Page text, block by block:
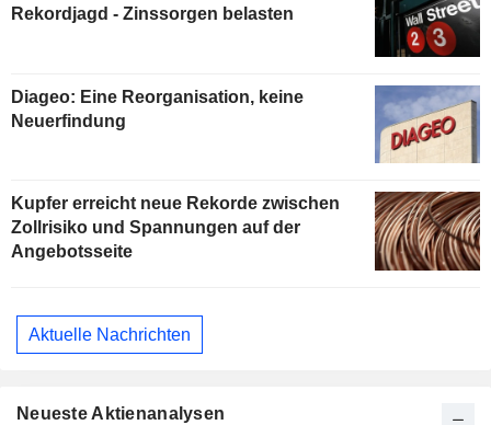
Rekordjagd - Zinssorgen belasten
Diageo: Eine Reorganisation, keine
Neuerfindung
Kupfer erreicht neue Rekorde zwischen
Zollrisiko und Spannungen auf der
Angebotsseite
Aktuelle Nachrichten
Neueste Aktienanalysen